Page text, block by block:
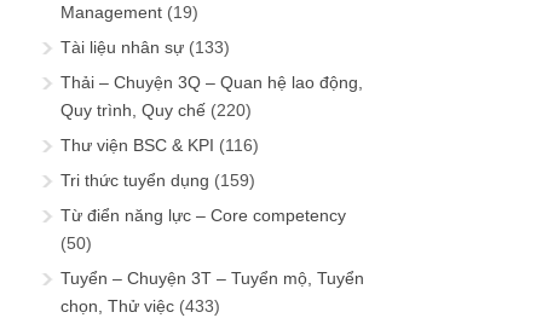
Management (19)
Tài liệu nhân sự (133)
Thải – Chuyện 3Q – Quan hệ lao động,
Quy trình, Quy chế (220)
Thư viện BSC & KPI (116)
Tri thức tuyển dụng (159)
Từ điển năng lực – Core competency
(50)
Tuyển – Chuyện 3T – Tuyển mộ, Tuyển
chọn, Thử việc (433)